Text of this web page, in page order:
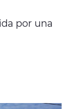
por una